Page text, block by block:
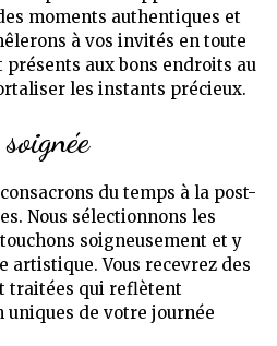
moments authentiques et
à vos invités en toute
aux bons endroits au
les instants précieux.
du temps à la post-
Nous sélectionnons les
soigneusement et y
artistique. Vous recevrez des
traitées qui reflètent
de votre journée